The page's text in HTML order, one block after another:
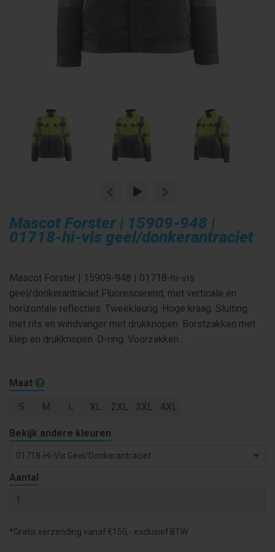
Mascot Forster | 15909-948 |
01718-hi-vis geel/donkerantraciet
Mascot Forster | 15909-948 | 01718-hi-vis
geel/donkerantraciet Fluorescerend, met verticale en
horizontale reflecties. Tweekleurig. Hoge kraag. Sluiting
met rits en windvanger met drukknopen. Borstzakken met
klep en drukknopen. D-ring. Voorzakken...
Maat
S M L XL 2XL 3XL 4XL
Bekijk andere kleuren
01718-Hi-Vis Geel/donkerantraciet
Aantal
*Gratis verzending vanaf €150,- exclusief BTW